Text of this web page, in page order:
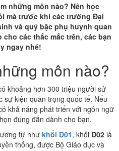
những môn nào? Nên học
mà trước khi các trường Đại
và quý bậc phụ huynh quan
các thắc mắc trên, các bạn
ngay nhé!
môn nào?
khoảng hơn 300 triệu người sử
sự kiện quan trọng quốc tế. Nếu
khả năng phát triển với ngôn ngữ
đúng đắn dành cho bạn.
tự như khối D01, khối D02 là
thống, được Bộ Giáo dục và